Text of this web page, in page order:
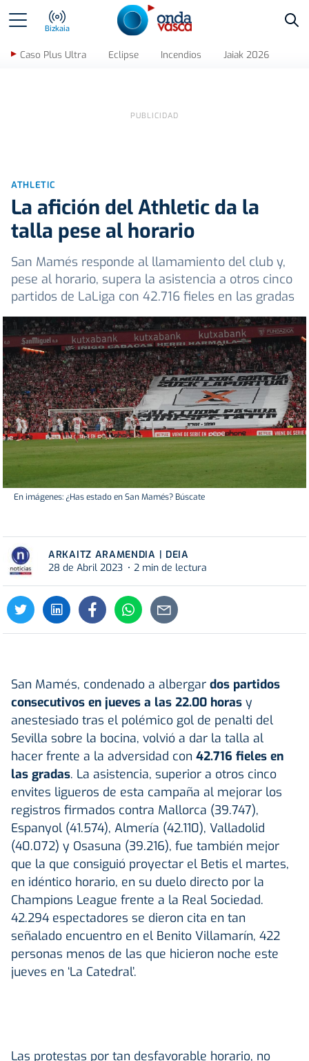
Bizkaia
Caso Plus Ultra Eclipse Incendios Jaiak 2026
ATHLETIC
La afición del Athletic da la
talla pese al horario
San Mamés responde al llamamiento del club y,
pese al horario, supera la asistencia a otros cinco
partidos de LaLiga con 42.716 fieles en las gradas
En imágenes: ¿Has estado en San Mamés? Búscate
ARKAITZ ARAMENDIA | DEIA
28 de Abril 2023
2 min de lectura
San Mamés, condenado a albergar dos partidos
consecutivos en jueves a las 22.00 horas y
anestesiado tras el polémico gol de penalti del
Sevilla sobre la bocina, volvió a dar la talla al
hacer frente a la adversidad con 42.716 fieles en
las gradas. La asistencia, superior a otros cinco
envites ligueros de esta campaña al mejorar los
registros firmados contra Mallorca (39.747),
Espanyol (41.574), Almería (42.110), Valladolid
(40.072) y Osasuna (39.216), fue también mejor
que la que consiguió proyectar el Betis el martes,
en idéntico horario, en su duelo directo por la
Champions League frente a la Real Sociedad.
42.294 espectadores se dieron cita en tan
señalado encuentro en el Benito Villamarín, 422
personas menos de las que hicieron noche este
jueves en ‘La Catedral’.
Las protestas por tan desfavorable horario, no